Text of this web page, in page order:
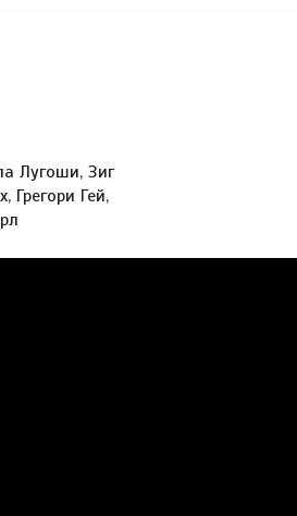
Лугоши, Зиг
Грегори Гей,